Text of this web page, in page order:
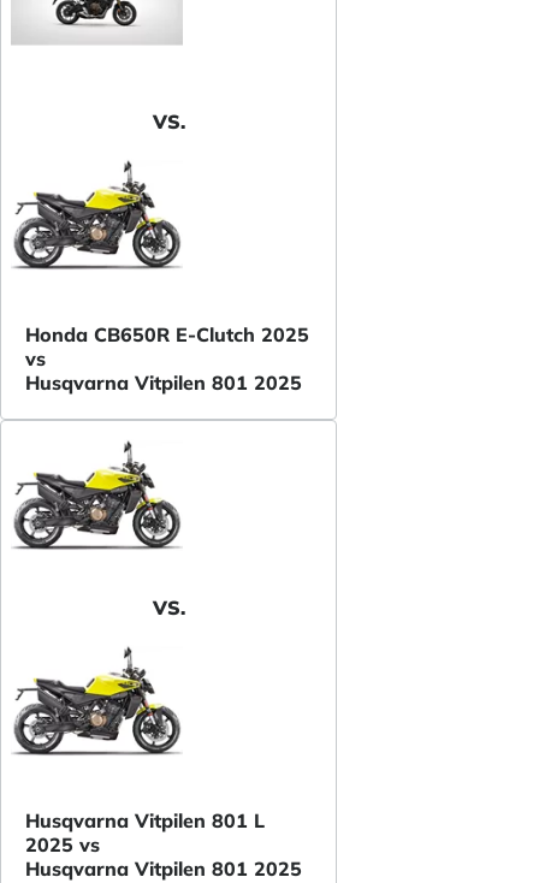
VS.
Honda CB650R E-Clutch 2025
vs
Husqvarna Vitpilen 801 2025
VS.
Husqvarna Vitpilen 801 L
2025 vs
Husqvarna Vitpilen 801 2025